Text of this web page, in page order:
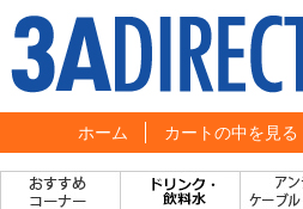
ホーム カートの中を見る